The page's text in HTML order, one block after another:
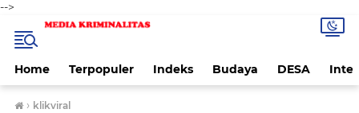
-->
Home Terpopuler Indeks Budaya DESA
› klikviral